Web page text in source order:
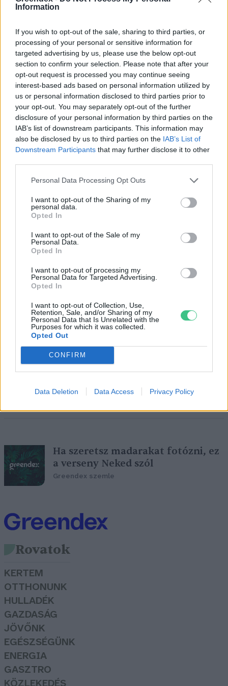
Information
If you wish to opt-out of the sale, sharing to third parties, or
processing of your personal or sensitive information for
targeted advertising by us, please use the below opt-out
section to confirm your selection. Please note that after your
opt-out request is processed you may continue seeing
interest-based ads based on personal information utilized by
us or personal information disclosed to third parties prior to
your opt-out. You may separately opt-out of the further
disclosure of your personal information by third parties on the
IAB’s list of downstream participants. This information may
also be disclosed by us to third parties on the IAB’s List of
Downstream Participants that may further disclose it to other
Personal Data Processing Opt Outs
I want to opt-out of the Sharing of my
personal data.
Opted In
I want to opt-out of the Sale of my
Personal Data.
Opted In
I want to opt-out of processing my
Personal Data for Targeted Advertising.
Opted In
I want to opt-out of Collection, Use,
Retention, Sale, and/or Sharing of my
Personal Data that Is Unrelated with the
Purposes for which it was collected.
Opted Out
CONFIRM
Data Deletion Data Access Privacy Policy
Greendex Szemle
A dunavirág sikere Dubajban
Greendex Szemle
A szerelem a témája az év hazai
madárfotójának
Rangos természetfotóversenyen
Greendex szemle
Ezek lettek idén a világ legszebb
tájképei
Greendex szemle
Még nevezhetsz a növényszelfi
Greendex Szemle
Ha szeretsz madarakat fotózni, ez
a verseny Neked szól
Greendex szemle
Rovatok
KERTEM
OTTHONUNK
HULLADÉK
GAZDASÁG
JÖVŐNK
EGÉSZSÉGÜNK
ENERGIA
GASZTRO
KÖZLEKEDÉS